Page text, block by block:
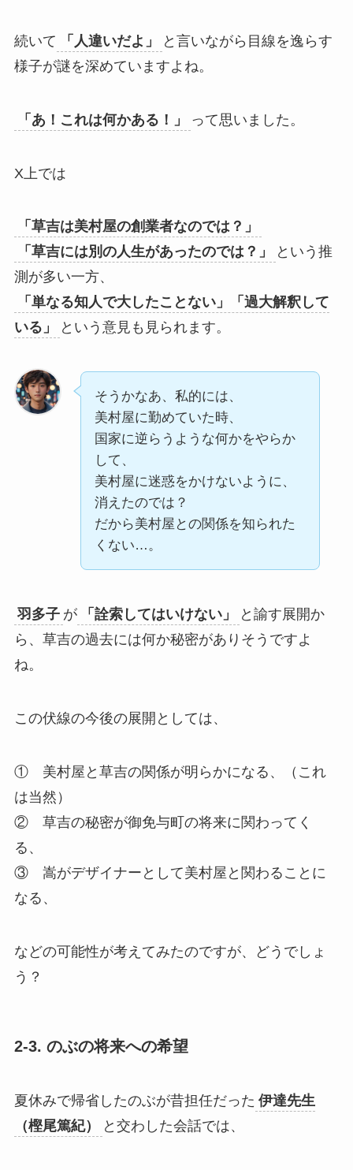
続いて 「人違いだよ」
と言いながら目線を逸らす
様子が謎を深めていますよね。
「あ！これは何かある！」 って思いました。
X上では
「草吉は美村屋の創業者なのでは？」
「草吉には別の人生があったのでは？」
という推
測が多い一方、
「単なる知人で大したことない」「過大解釈して
いる」
という意見も見られます。
そうかなあ、私的には、
美村屋に勤めていた時、
国家に逆らうような何かをやらか
して、
美村屋に迷惑をかけないように、
消えたのでは？
だから美村屋との関係を知られた
くない…。
羽多子 が 「詮索してはいけない」
と諭す展開か
ら、草吉の過去には何か秘密がありそうですよ
ね。
この伏線の今後の展開としては、
① 美村屋と草吉の関係が明らかになる、（これ
は当然）
② 草吉の秘密が御免与町の将来に関わってく
る、
③ 嵩がデザイナーとして美村屋と関わることに
なる、
などの可能性が考えてみたのですが、どうでしょ
う？
2-3. のぶの将来への希望
夏休みで帰省したのぶが昔担任だった 伊達先生
（樫尾篤紀）
と交わした会話では、